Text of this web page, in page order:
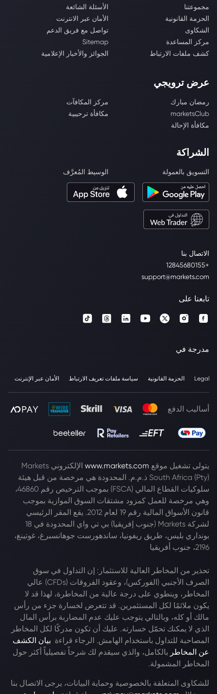
الاتصال بنا
+12845680155
support@markets.com
مجموعتنا
الأسئلة الشائعة
الحزمة القانونية
الأمان عبر الانترنت
الشكاوى
تواصل مع فريق الدعم
مركز المساعدة
Sitemap
كشف ملفات الارتباط
الجوائز والأخبار الإعلامية
عرض ترويجي
رمضان مبارك
مركز المكافآت
marketsClub
مكافأة ترحيبية
مكافأة الإحالة
الشراكة
التسويق بالعمولة الوسيط المُعرَّف
تابعنا على
مدرجة في
Legal الحزمة القانونية سياسة ملفات تعريف الارتباط الأمان عبر الإنترنت
أساليب الدفع
يتولى تشغيل موقع www.markets.com
الإلكتروني Markets
South Africa (Pty) ذ.م.م. المحدودة هي مرخصة من قبل هيئة
سلوكيات القطاع المالي (FSCA) بموجب الترخيص رقم 46860،
وهي مرخصة للعمل كمزود مشتقات السوق الموازية بموجب
قانون الأسواق المالية رقم 19 لعام 2012. يقع المقر الرئيسي
لشركة Markets (جنوب إفريقيا) بي تي واي المحدودة في 18
بونداري بليس، طريق ريفونيا، ساندهورست جوهانسبرغ، غوتينغ،
2196، جنوب أفريقيا
تحذير من المخاطر العالية للاستثمار: إن التداول في سوق
الصرف الأجنبي (الفوركس)، وعقود الفروقات (CFDs) عالي
المخاطر، وينطوي على درجة عالية من المخاطرة، لهذا قد لا
يكون ملائمًا لكل المستثمرين. قد تتعرض لخسارة جزء من رأس
مالك أو كله، وبالتالي يتوجب عليك عدم المضاربة برأس المال
الذي لا يمكنك تحمّل خسارته. عليك أن تكون مدركًا لكل المخاطر
المصاحبة للتداول باستخدام الهامش. الرجاء قراءة بيان الكشف
عن المخاطر بالكامل، والذي سيقدم لك شرحاً تفصيلياً أكثر حول
المخاطر المشمولة.
للشكاوى المتعلقة بالخصوصية وحماية البيانات، يرجى الاتصال بنا